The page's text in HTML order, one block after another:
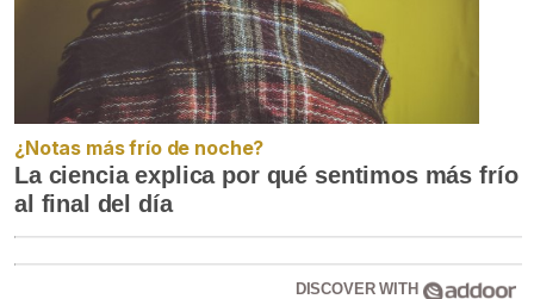
¿Notas más frío de noche?
La ciencia explica por qué sentimos más frío
al final del día
DISCOVER WITH